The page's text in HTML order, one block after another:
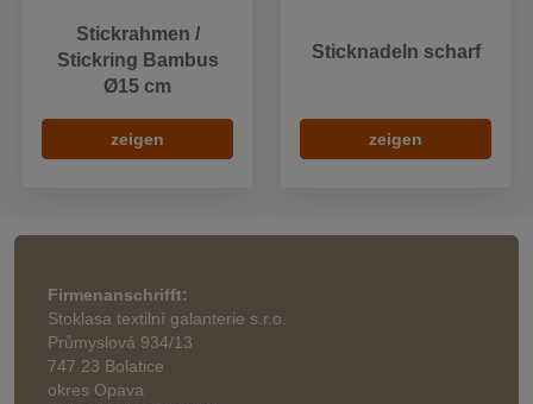
Stickrahmen /
Stickring Bambus
Ø15 cm
zeigen
Sticknadeln scharf
zeigen
Firmenanschrifft:
Stoklasa textilní galanterie s.r.o.
Průmyslová 934/13
747 23 Bolatice
okres Opava